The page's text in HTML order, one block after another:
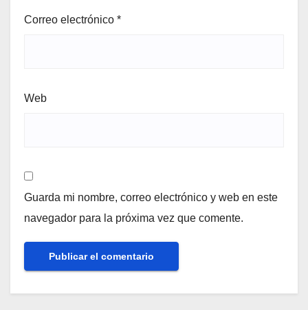
Correo electrónico *
Web
Guarda mi nombre, correo electrónico y web en este
navegador para la próxima vez que comente.